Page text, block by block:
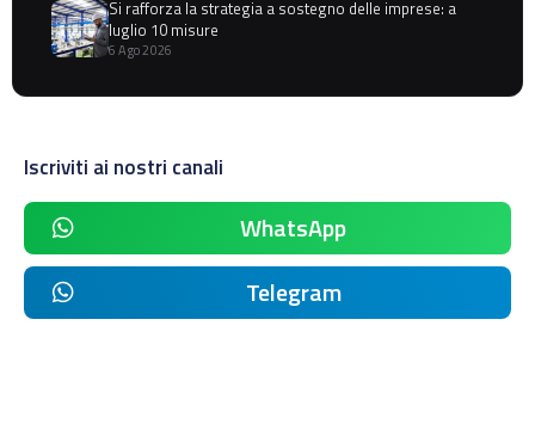
Si rafforza la strategia a sostegno delle imprese: a
luglio 10 misure
6 Ago 2026
Iscriviti ai nostri canali
WhatsApp
Telegram